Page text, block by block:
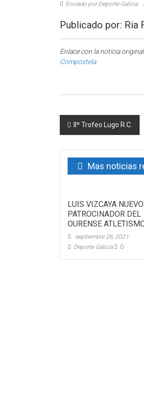
Enviado por:Deporte Galicia
Publicado por:
Enlace con la noticia
Compostela
Post
IIº Trofeo Lugo R.C.
Mas noticias
LUIS VIZCAYA NUEVO
PATROCINADOR DEL
OURENSE
septiembre 26, 2021
Deporte Galicia
0